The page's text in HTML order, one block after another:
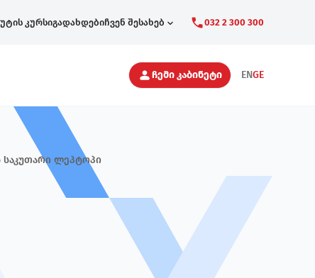
კურსიგადახდებიჩვენ შესახებ 032 2 300 300
Secondary
Navigation
ჩემი კაბინეტი ENGE
საკუთარი ლეპტოპი